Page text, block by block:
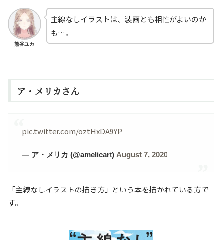
熊谷ユカ
主線なしイラストは、装画とも相性がよいのか
も…。
ア・メリカさん
pic.twitter.com/oztHxDA9YP
— ア・メリカ (@amelicart) August 7, 2020
「主線なしイラストの描き方」という本を描かれている方で
す。